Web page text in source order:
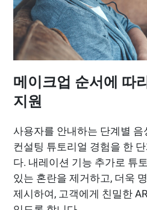
메이크업 순서에 따
지원
사용자를 안내하는 단계별
컨설팅 튜토리얼 경험을 한
다. 내레이션 기능 추가로 튜
있는 혼란을 제거하고, 더욱
제시하여, 고객에게 친밀한